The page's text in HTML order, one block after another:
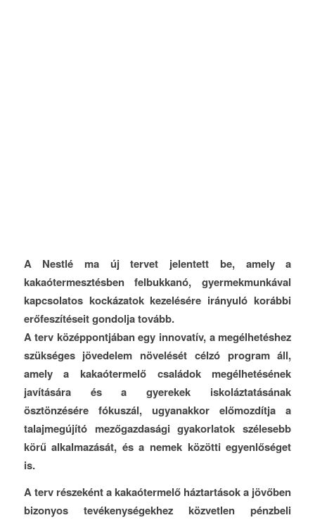
A Nestlé ma új tervet jelentett be, amely a
kakaótermesztésben felbukkanó, gyermekmunkával
kapcsolatos kockázatok kezelésére irányuló korábbi
erőfeszítéseit gondolja tovább.
A terv középpontjában egy innovatív, a megélhetéshez
szükséges jövedelem növelését célzó program áll,
amely a kakaótermelő családok megélhetésének
javítására és a gyerekek iskoláztatásának
ösztönzésére fókuszál, ugyanakkor előmozdítja a
talajmegújító mezőgazdasági gyakorlatok szélesebb
körű alkalmazását, és a nemek közötti egyenlőséget
is.
A terv részeként a kakaótermelő háztartások a jövőben
bizonyos tevékenységekhez közvetlen pénzbeli